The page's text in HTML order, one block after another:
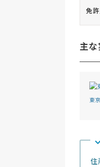
免
主
東
住